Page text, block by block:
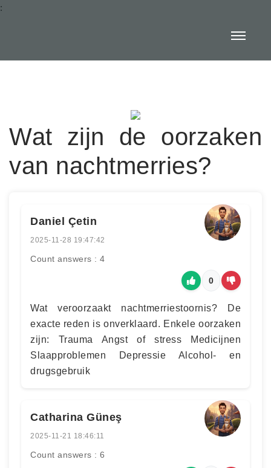
:
Wat zijn de oorzaken
van nachtmerries?
Daniel Çetin
2025-11-28 19:47:42
Count answers : 4
0
Wat veroorzaakt nachtmerriestoornis? De
exacte reden is onverklaard. Enkele oorzaken
zijn: Trauma Angst of stress Medicijnen
Slaapproblemen Depressie Alcohol- en
drugsgebruik
Catharina Güneş
2025-11-21 18:46:11
Count answers : 6